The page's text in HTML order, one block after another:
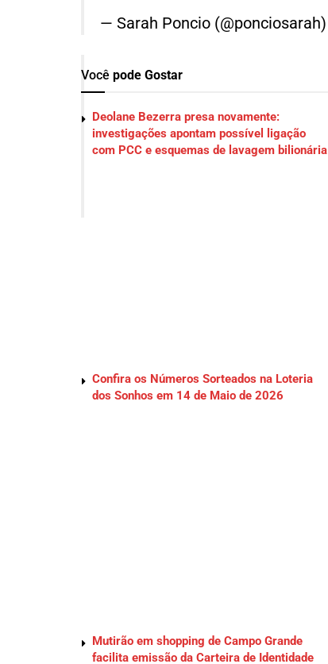
— Sarah Poncio (@ponciosarah)
Você pode Gostar
Deolane Bezerra presa novamente:
investigações apontam possível ligação
com PCC e esquemas de lavagem bilionária
Confira os Números Sorteados na Loteria
dos Sonhos em 14 de Maio de 2026
Mutirão em shopping de Campo Grande
facilita emissão da Carteira de Identidade